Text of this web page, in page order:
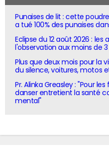
Punaises de lit : cette
a tué 100% des punaises
Eclipse du 12 août 2026 :
l'observation aux moins de
Plus que deux mois pour la
du silence, voitures, motos
Pr. Alinka Greasley : "Pour
danser entretient la santé
mental"